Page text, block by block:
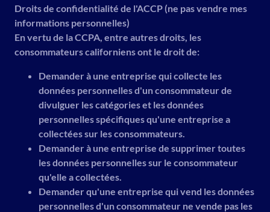
Droits de confidentialité de l'ACCP (ne pas vendre mes
informations personnelles)
En vertu de la CCPA, entre autres droits, les
consommateurs californiens ont le droit de:
Demander à une entreprise qui collecte les
données personnelles d'un consommateur de
divulguer les catégories et les données
personnelles spécifiques qu'une entreprise a
collectées sur les consommateurs.
Demander à une entreprise de supprimer toutes
les données personnelles sur le consommateur
qu'elle a collectées.
Demander qu'une entreprise qui vend les données
personnelles d'un consommateur ne vende pas les